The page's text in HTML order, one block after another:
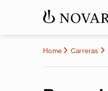
Home Carreras